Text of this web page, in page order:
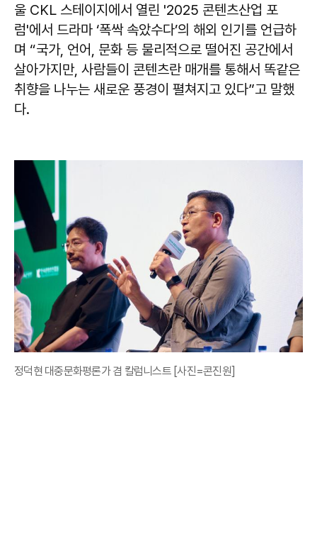
울 CKL 스테이지에서 열린 '2025 콘텐츠산업 포
럼'에서 드라마 ‘폭싹 속았수다’의 해외 인기를 언급하
며 “국가, 언어, 문화 등 물리적으로 떨어진 공간에서
살아가지만, 사람들이 콘텐츠란 매개를 통해서 똑같은
취향을 나누는 새로운 풍경이 펼쳐지고 있다”고 말했
다.
정덕현 대중문화평론가 겸 칼럼니스트 [사진=콘진원]